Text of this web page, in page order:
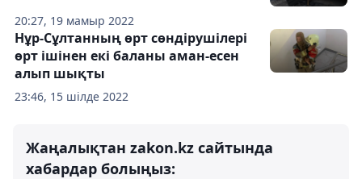
20:27, 19 мамыр 2022
23:46, 15 шілде 2022
Нұр-Сұлтанның өрт сөндірушілері
өрт ішінен екі баланы аман-есен
алып шықты
Жаңалықтан zakon.kz сайтында
хабардар болыңыз: